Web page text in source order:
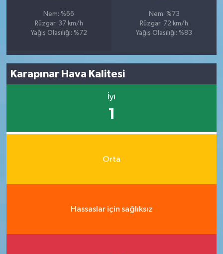
Nem: %66
Rüzgar: 37 km/h
Yağış Olasılığı: %72
Nem: %73
Rüzgar: 72 km/h
Yağış Olasılığı: %83
Karapınar Hava Kalitesi
İyi
1
Orta
Hassaslar için sağlıksız